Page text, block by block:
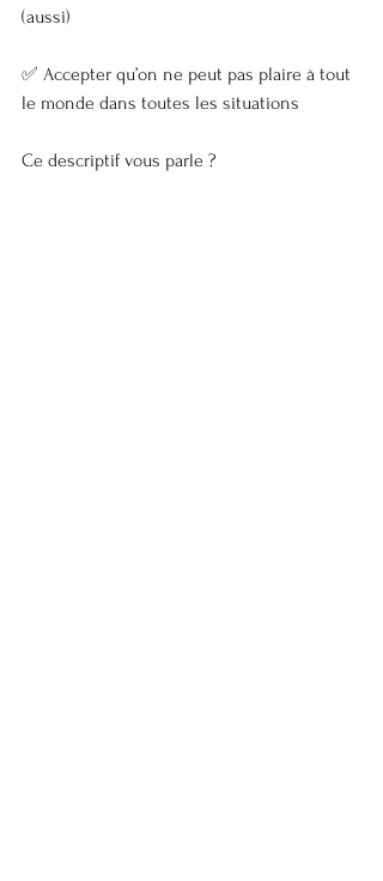
(aussi)
✅ Accepter qu’on ne peut pas plaire à tout
le monde dans toutes les situations
Ce descriptif vous parle ?